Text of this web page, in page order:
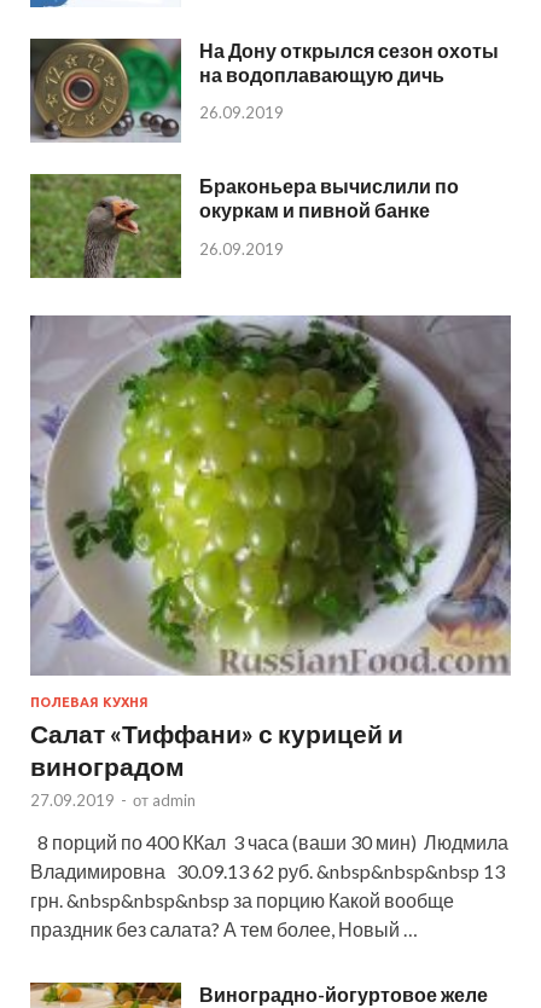
На Дону открылся сезон охоты
на водоплавающую дичь
26.09.2019
Браконьера вычислили по
окуркам и пивной банке
26.09.2019
ПОЛЕВАЯ КУХНЯ
Салат «Тиффани» с курицей и
виноградом
27.09.2019 - от admin
8 порций по 400 ККал 3 часа (ваши 30 мин) Людмила
Владимировна 30.09.13 62 руб. &nbsp&nbsp&nbsp 13
грн. &nbsp&nbsp&nbsp за порцию Какой вообще
праздник без салата? А тем более, Новый …
Виноградно-йогуртовое желе